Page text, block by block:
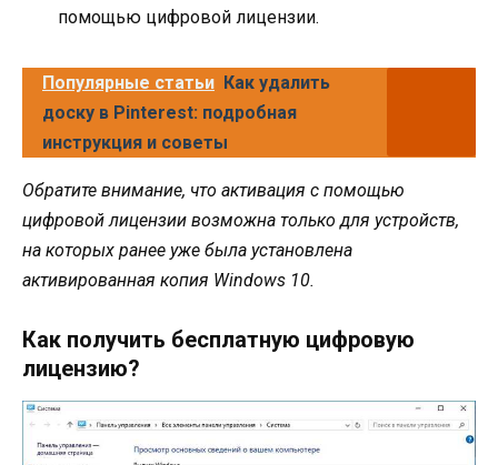
помощью цифровой лицензии.
Популярные статьи Как удалить
доску в Pinterest: подробная
инструкция и советы
Обратите внимание, что активация с помощью
цифровой лицензии возможна только для устройств,
на которых ранее уже была установлена
активированная копия Windows 10.
Как получить бесплатную цифровую
лицензию?